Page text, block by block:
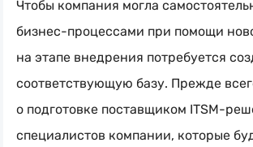
Чтобы компания могла
бизнес-процессами при помощи
на этапе внедрения потребуется
соответствующую базу. Прежде
о подготовке поставщиком ITSM-
специалистов компании, которые